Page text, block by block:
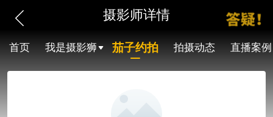
摄影师详情
首页 我是摄影狮 茄子约拍 拍摄动态 直播案例